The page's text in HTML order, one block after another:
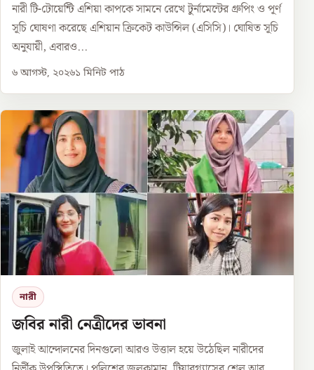
নারী টি-টোয়েন্টি এশিয়া কাপকে সামনে রেখে টুর্নামেন্টের গ্রুপিং ও পূর্ণ
সূচি ঘোষণা করেছে এশিয়ান ক্রিকেট কাউন্সিল (এসিসি)। ঘোষিত সূচি
অনুযায়ী, এবারও...
৬ আগস্ট, ২০২৬১ মিনিট পাঠ
নারী
জবির নারী নেত্রীদের ভাবনা
জুলাই আন্দোলনের দিনগুলো আরও উত্তাল হয়ে উঠেছিল নারীদের